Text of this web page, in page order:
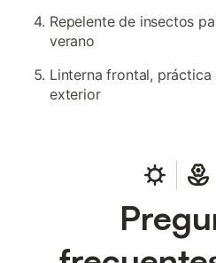
Repelente de insectos
verano
Linterna frontal,
exterior